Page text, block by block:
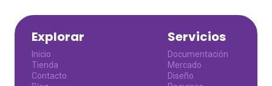
Explorar
Inicio
Tienda
Contacto
Servicios
Documentación
Mercado
Diseño